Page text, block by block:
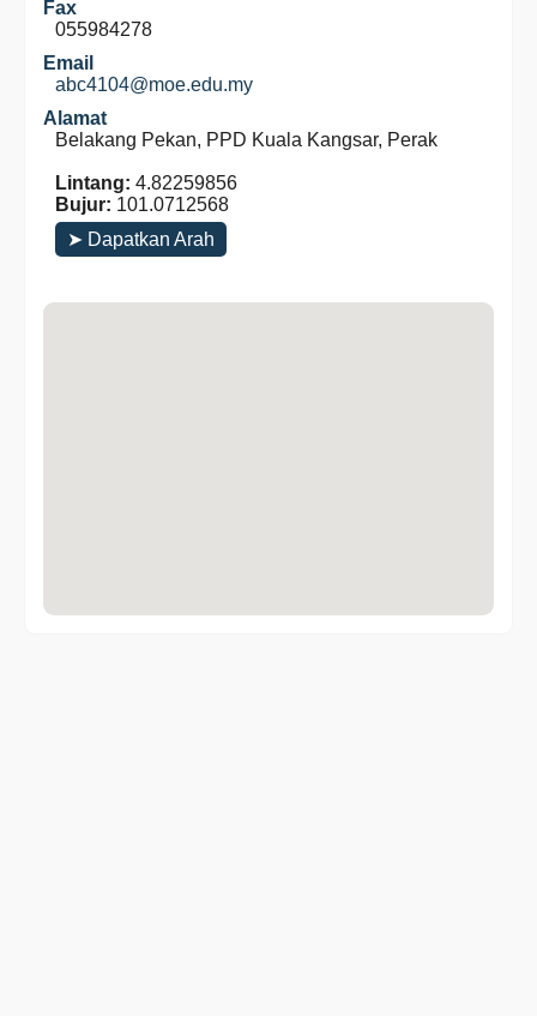
Fax
055984278
Email
abc4104@moe.edu.my
Alamat
Belakang Pekan, PPD Kuala Kangsar, Perak
Lintang: 4.82259856
Bujur: 101.0712568
➤ Dapatkan Arah